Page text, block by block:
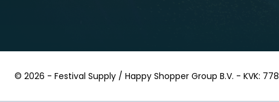
© 2026 - Festival Supply / Happy Shopper Group B.V. - KVK: